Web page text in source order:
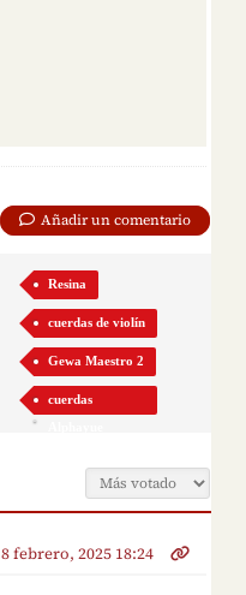
Añadir un comentario
Resina
cuerdas de violín
Gewa Maestro 2
cuerdas
8 febrero, 2025 18:24